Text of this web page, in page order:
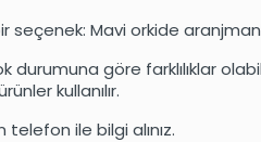
seçenek: Mavi orkide
göre farklılıklar
kullanılır.
ile bilgi alınız.